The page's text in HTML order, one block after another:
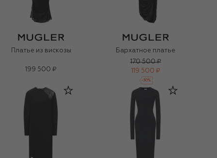
Платье из вискозы
199 500 ₽
Бархатное платье
170 500 ₽
119 500 ₽
-30%